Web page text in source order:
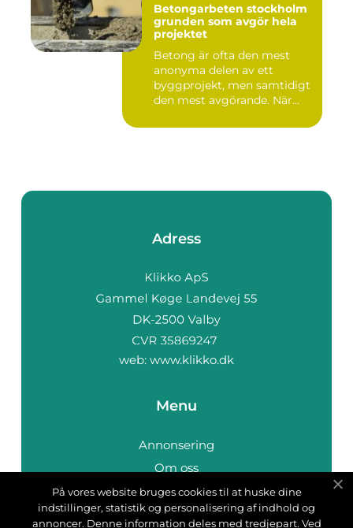
Betongarbeten stockholm
grunden som avgör hela
projektet
Betong är ofta den mest
anonyma delen av ett
byggprojekt, men samtidigt
den mest avgörande. När
Adress
web: www.klikko.dk
Menu
Annonsering
Om oss
Cookies
Kontakta oss
På vores website bruges cookies til at huske dine
indstillinger, statistik og personalisering af indhold og
annoncer. Denne information deles med tredjepart. Ved